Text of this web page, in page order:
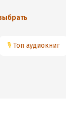
🎙 Топ аудиокниг